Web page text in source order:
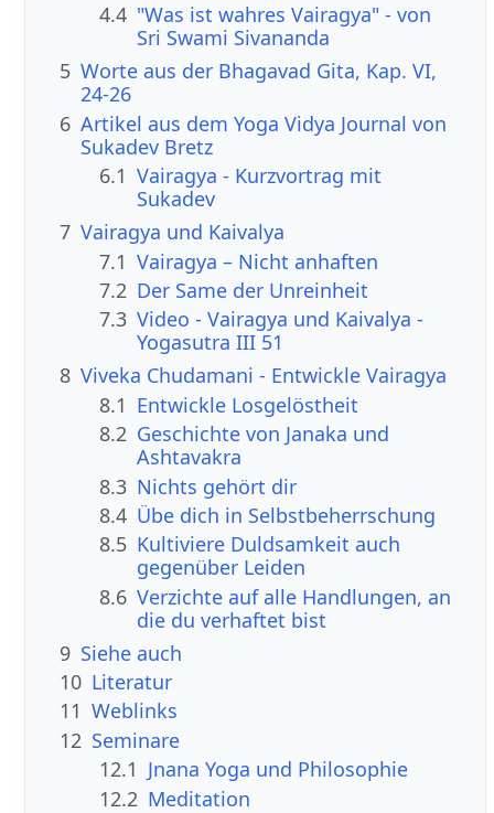
4.4 "Was ist wahres Vairagya" - von
Sri Swami Sivananda
5 Worte aus der Bhagavad Gita, Kap. VI,
24-26
6 Artikel aus dem Yoga Vidya Journal von
Sukadev Bretz
6.1 Vairagya - Kurzvortrag mit
Sukadev
7 Vairagya und Kaivalya
7.1 Vairagya – Nicht anhaften
7.2 Der Same der Unreinheit
7.3 Video - Vairagya und Kaivalya -
Yogasutra III 51
8 Viveka Chudamani - Entwickle Vairagya
8.1 Entwickle Losgelöstheit
8.2 Geschichte von Janaka und
Ashtavakra
8.3 Nichts gehört dir
8.4 Übe dich in Selbstbeherrschung
8.5 Kultiviere Duldsamkeit auch
gegenüber Leiden
8.6 Verzichte auf alle Handlungen, an
die du verhaftet bist
9 Siehe auch
10 Literatur
11 Weblinks
12 Seminare
12.1 Jnana Yoga und Philosophie
12.2 Meditation